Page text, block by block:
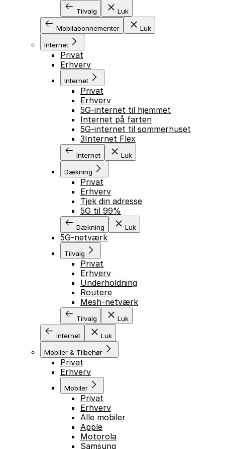
Tilvalg Luk
Mobilabonnementer Luk
Internet
Privat
Erhverv
Internet
Privat
Erhverv
5G-internet til hjemmet
Internet på farten
5G-internet til sommerhuset
3Internet Flex
Internet Luk
Dækning
Privat
Erhverv
Tjek din adresse
5G til 99%
Dækning Luk
5G-netværk
Tilvalg
Privat
Erhverv
Underholdning
Routere
Mesh-netværk
Tilvalg Luk
Internet Luk
Mobiler & Tilbehør
Privat
Erhverv
Mobiler
Privat
Erhverv
Alle mobiler
Apple
Motorola
Samsung